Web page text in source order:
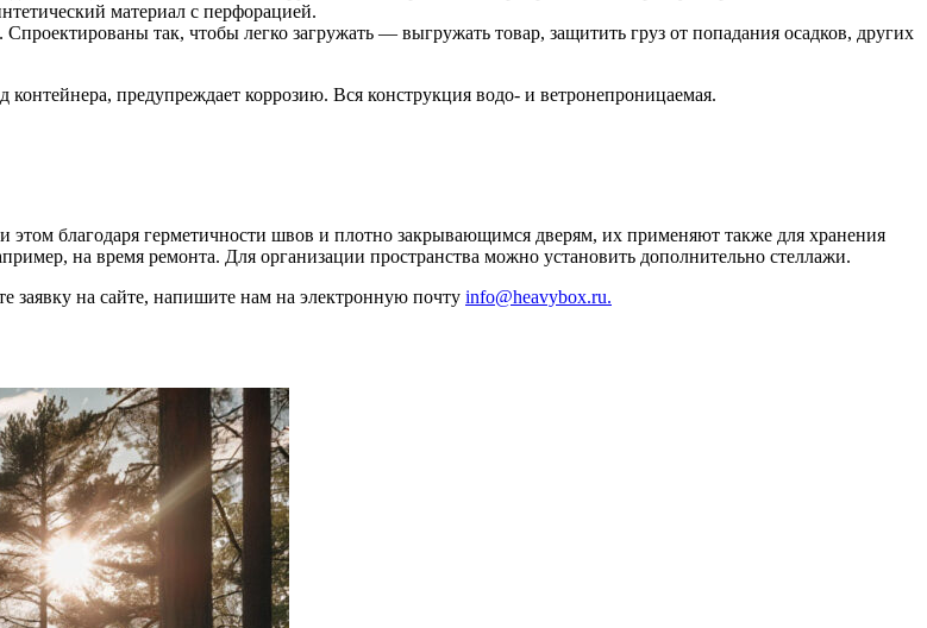
материал с перфорацией.
так, чтобы легко загружать — выгружать товар, защитить груз от попадания осадков, других
предупреждает коррозию. Вся конструкция водо- и ветронепроницаемая.
благодаря герметичности швов и плотно закрывающимся дверям, их применяют также для хранения
на время ремонта. Для организации пространства можно установить дополнительно стеллажи.
заявку на сайте, напишите нам на электронную почту info@heavybox.ru.